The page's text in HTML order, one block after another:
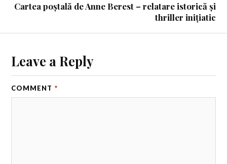
Cartea poștală de Anne Berest – relatare istorică și
thriller inițiatic
Leave a Reply
COMMENT *